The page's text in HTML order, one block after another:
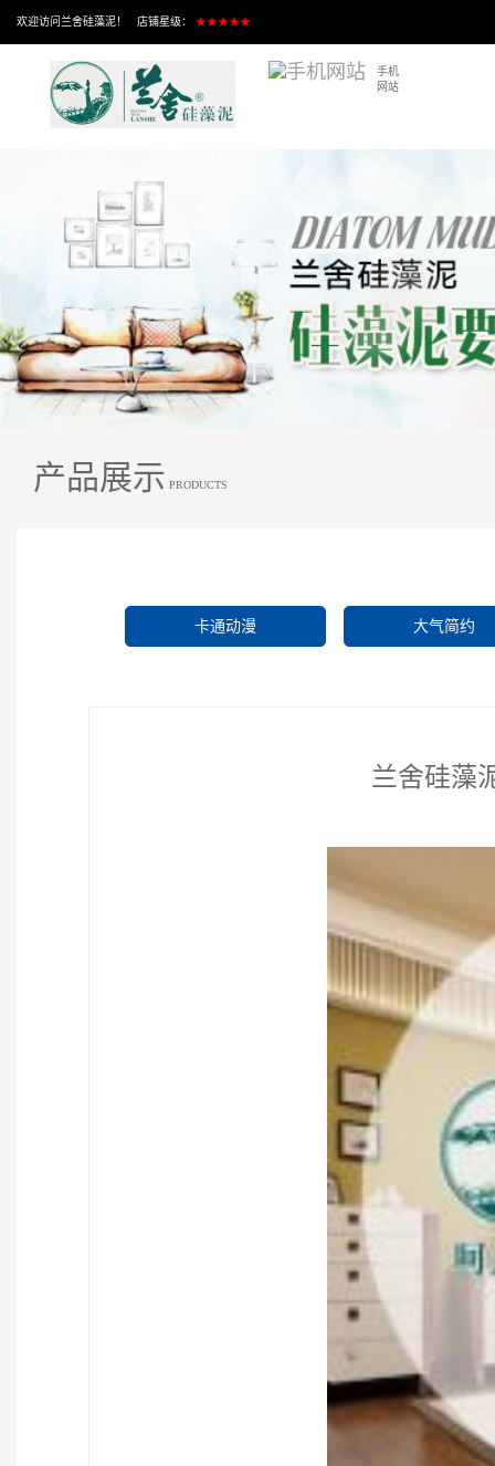
欢迎访问兰舍硅藻泥！ 店铺星级： ★★★★★
手机
网站
产品展示 PRODUCTS
卡通动漫 大气简约
兰舍硅藻